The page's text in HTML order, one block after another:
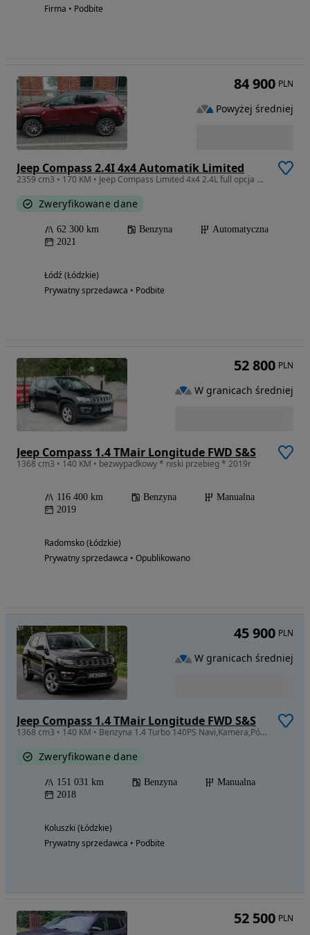
Firma • Podbite
Jeep Compass 2.4I 4x4 Automatik Limited
2359 cm3 • 170 KM • Jeep Compass Limited 4x4 2.4L full opcja panorama
Zweryfikowane dane
62 300 km Benzyna
Automatyczna
2021
Łódź (Łódzkie)
Prywatny sprzedawca • Podbite
84 900 PLN
Powyżej średniej
Jeep Compass 1.4 TMair Longitude FWD S&S
1368 cm3 • 140 KM • bezwypadkowy * niski przebieg * 2019r
116 400 km Benzyna
Manualna
2019
Radomsko (Łódzkie)
Prywatny sprzedawca • Opublikowano
52 800 PLN
W granicach średniej
Jeep Compass 1.4 TMair Longitude FWD S&S
1368 cm3 • 140 KM • Benzyna 1.4 Turbo 140PS Navi,Kamera,Pół-Skóra,
Zweryfikowane dane
151 031 km Benzyna
Manualna
2018
Koluszki (Łódzkie)
Prywatny sprzedawca • Podbite
45 900 PLN
W granicach średniej
52 500 PLN